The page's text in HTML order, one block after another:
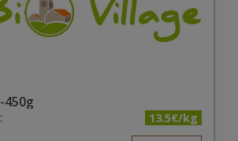
450g
13.5€/kg